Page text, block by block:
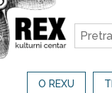
O REXU